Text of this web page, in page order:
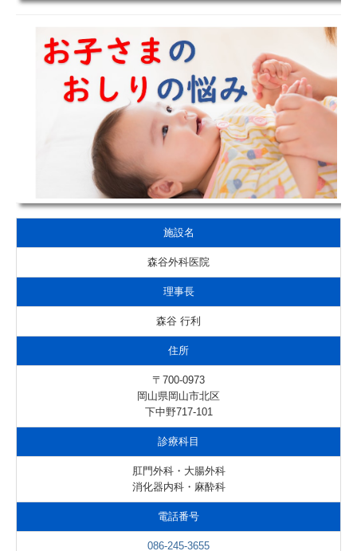
施設名
森谷外科医院
理事長
森谷 行利
住所
〒700-0973
岡山県岡山市北区
下中野717-101
診療科目
肛門外科・大腸外科
消化器内科・麻酔科
電話番号
086-245-3655